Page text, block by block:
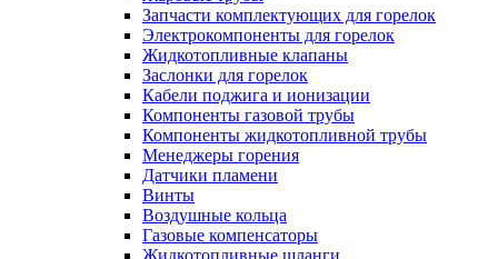
Запчасти комплектующих для горелок
Электрокомпоненты для горелок
Жидкотопливные клапаны
Заслонки для горелок
Кабели поджига и ионизации
Компоненты газовой трубы
Компоненты жидкотопливной трубы
Менеджеры горения
Датчики пламени
Винты
Воздушные кольца
Газовые компенсаторы
Жидкотопливные шланги